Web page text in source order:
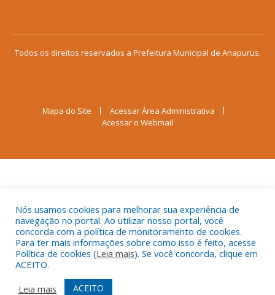
Todos os direitos reservados a Prefeitura Municipal de Anapurus.
Mapa do Site
Acessar Área Administrativa
Acessar o Webmail
Nós usamos cookies para melhorar sua experiência de
navegação no portal. Ao utilizar nosso portal, você
concorda com a política de monitoramento de cookies.
Para ter mais informações sobre como isso é feito, acesse
Política de cookies (Leia mais). Se você concorda, clique em
ACEITO.
Leia mais
ACEITO